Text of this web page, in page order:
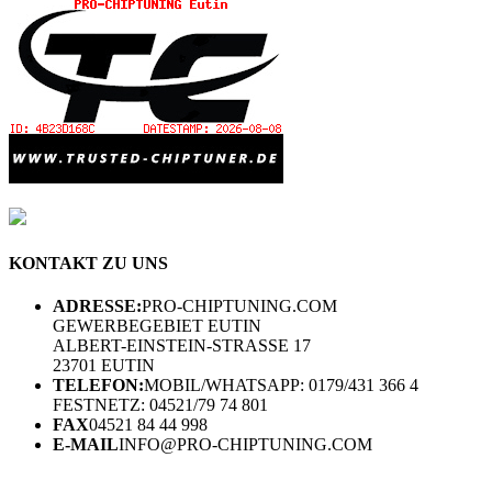
KONTAKT ZU UNS
ADRESSE:PRO-CHIPTUNING.COM
GEWERBEGEBIET EUTIN
ALBERT-EINSTEIN-STRASSE 17
23701 EUTIN
TELEFON:MOBIL/WHATSAPP: 0179/431 366 4
FESTNETZ: 04521/79 74 801
FAX04521 84 44 998
E-MAILINFO@PRO-CHIPTUNING.COM